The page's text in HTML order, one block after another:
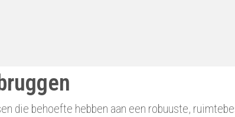
die behoefte hebben aan een robuuste,